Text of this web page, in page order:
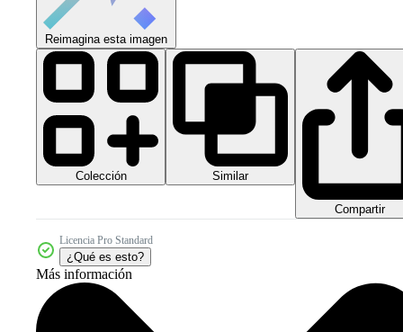
Reimagina esta imagen
Colección Similar
Compartir
Licencia Pro Standard
¿Qué es esto?
Más información